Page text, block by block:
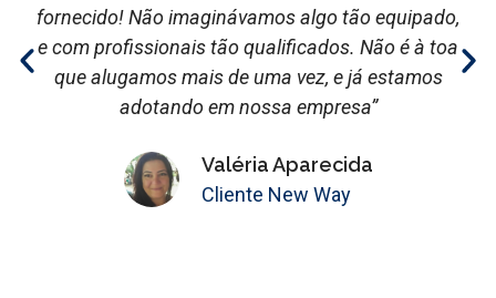
fornecido! Não imaginávamos algo tão equipado,
e com profissionais tão qualificados. Não é à toa
que alugamos mais de uma vez, e já estamos
adotando em nossa empresa”
Valéria Aparecida
Cliente New Way